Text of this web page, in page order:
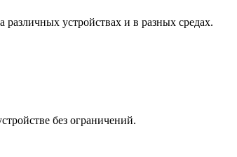
устройствах и в разных средах.
без ограничений.